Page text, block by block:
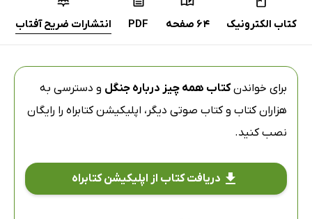
کتاب الکترونیک 64 صفحه PDF انتشارات ضریح آفتاب
برای خواندنکتاب همه چیز درباره جنگل و دسترسی به
هزاران کتاب و کتاب صوتی دیگر، اپلیکیشن کتابراه را رایگان
نصب کنید.
دریافت کتاب از اپلیکیشن کتابراه